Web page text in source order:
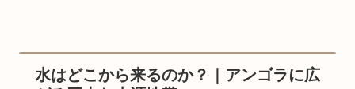
水はどこから来るのか？｜アンゴラに広